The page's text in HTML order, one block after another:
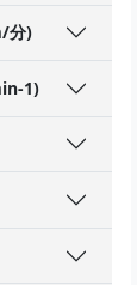
分)
1)